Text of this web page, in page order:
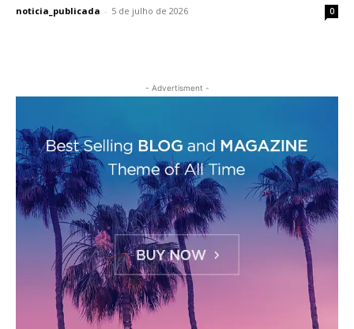
noticia_publicada - 5 de julho de 2026 0
- Advertisment -